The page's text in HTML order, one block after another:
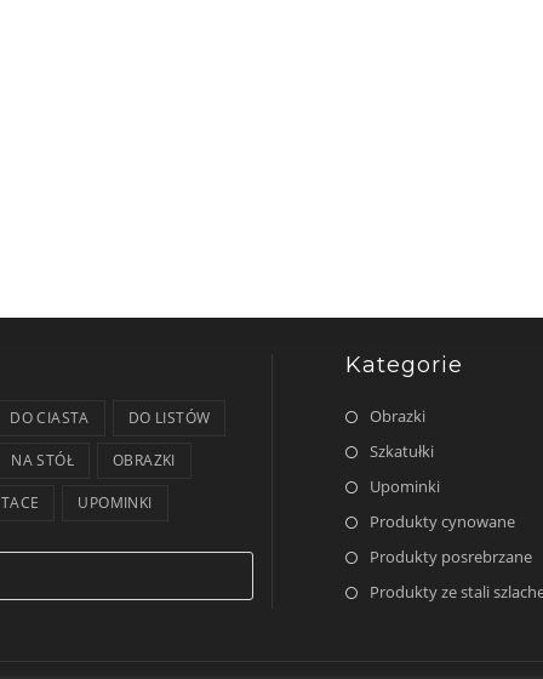
DO CIASTA DO LISTÓW
NA STÓŁ OBRAZKI
TACE UPOMINKI
Kategorie
Obrazki
Szkatułki
Upominki
Produkty cynowane
Produkty posrebrzane
Produkty ze stali